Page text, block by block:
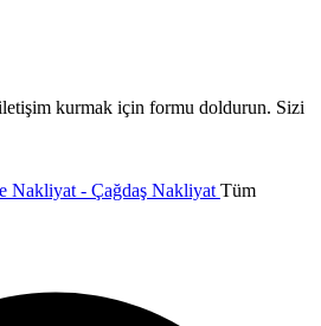
kurmak için formu doldurun. Sizi
Nakliyat - Çağdaş Nakliyat Tüm